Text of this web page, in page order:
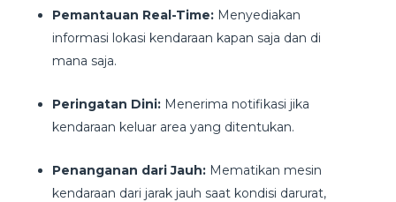
Pemantauan Real-Time:Menyediakan
informasi lokasi kendaraan kapan saja dan di
mana saja.
Peringatan Dini:Menerima notifikasi jika
kendaraan keluar area yang ditentukan.
Penanganan dari Jauh: Mematikan mesin
kendaraan dari jarak jauh saat kondisi darurat,